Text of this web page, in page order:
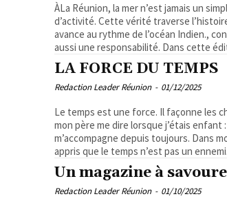
ÀLa Réunion, la mer n’est jamais un
d’activité. Cette vérité traverse
avance au rythme de l’océan Indien.,
aussi une responsabilité. Dans cette
LA FORCE DU TEMPS
Redaction Leader Réunion - 01/12/2025
Le temps est une force. Il façonne les
mon père me dire lorsque j’étais
m’accompagne depuis toujours. Dans
appris que le temps n’est pas un
Un magazine à
Redaction Leader Réunion - 01/10/2025